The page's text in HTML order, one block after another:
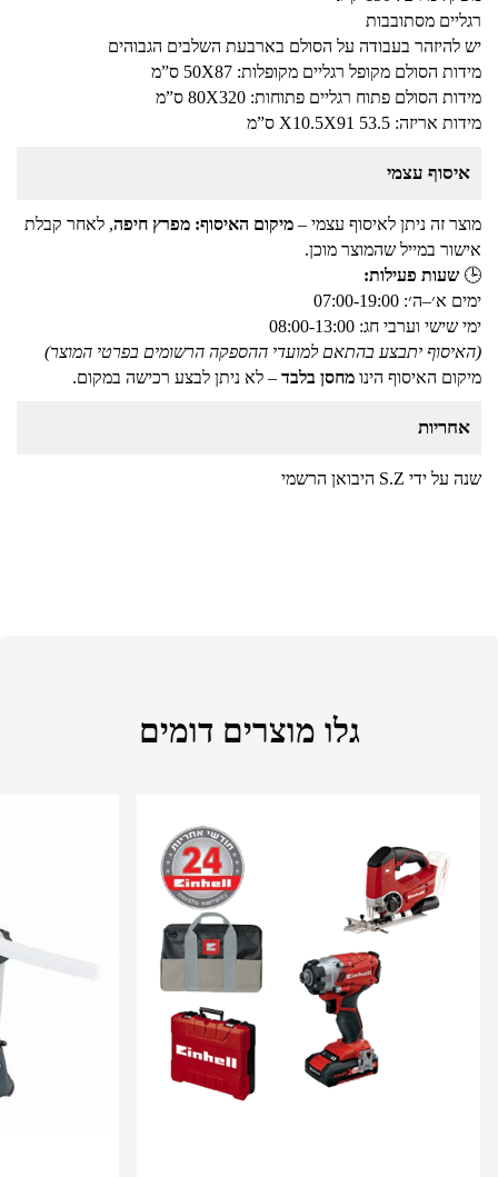
רגליים מסתובבות
יש להיזהר בעבודה על הסולם בארבעת השלבים הגבוהים
מידות הסולם מקופל רגליים מקופלות: 50X87 ס”מ
מידות הסולם פתוח רגליים פתוחות: 80X320 ס”מ
מידות אריזה: X10.5X91 53.5 ס”מ
איסוף עצמי
מוצר זה ניתן לאיסוף עצמי – מיקום האיסוף: מפרץ חיפה, לאחר קבלת
אישור במייל שהמוצר מוכן.
🕒 שעות פעילות:
ימים א׳–ה׳: 07:00-19:00
ימי שישי וערבי חג: 08:00-13:00
(האיסוף יתבצע בהתאם למועדי ההספקה הרשומים בפרטי המוצר)
מיקום האיסוף הינו מחסן בלבד – לא ניתן לבצע רכישה במקום.
אחריות
שנה על ידי S.Z היבואן הרשמי
גלו מוצרים דומים